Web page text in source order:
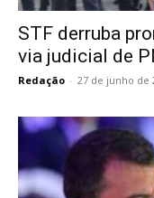
STF derruba
via judicial de
Redação - 27 de junho de